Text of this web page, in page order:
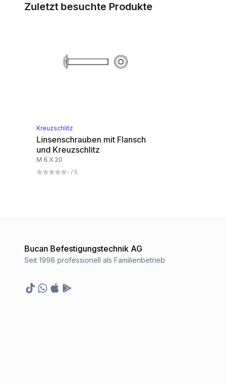
Zuletzt besuchte Produkte
Kreuzschlitz
Linsenschrauben mit Flansch
und Kreuzschlitz
M 6 X 20
- / 5
Bucan Befestigungstechnik AG
Seit 1998 professionell als Familienbetrieb
TikTokWhatsapp
Appstore
Google Play Store